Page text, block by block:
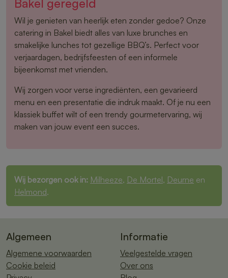
Bakel geregeld
Wil je genieten van heerlijk eten zonder gedoe? Onze
catering in Bakel biedt alles van luxe brunches en
smakelijke lunches tot gezellige BBQ’s. Perfect voor
verjaardagen, bedrijfsfeesten of een informele
bijeenkomst met vrienden.
Wij zorgen voor verse ingrediënten, een gevarieerd
menu en een presentatie die indruk maakt. Of je nu een
klassiek buffet wilt of een trendy gourmetervaring, wij
maken van jouw event een succes.
Wij bezorgen ook in: Milheeze, De Mortel, Deurne en
Helmond.
Algemeen
Algemene voorwaarden
Cookie beleid
Informatie
Veelgestelde vragen
Over ons